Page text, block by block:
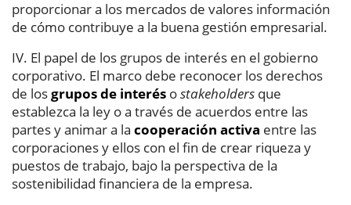
proporcionar a los mercados de valores información
de cómo contribuye a la buena gestión empresarial.
IV. El papel de los grupos de interés en el gobierno
corporativo. El marco debe reconocer los derechos
de losgrupos de interés ostakeholders que
establezca la ley o a través de acuerdos entre las
partes y animar a la cooperación activa entre las
corporaciones y ellos con el fin de crear riqueza y
puestos de trabajo, bajo la perspectiva de la
sostenibilidad financiera de la empresa.